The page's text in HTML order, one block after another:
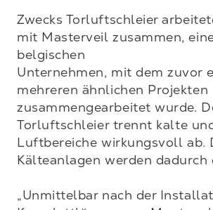
Zwecks Torluftschleier
mit Masterveil zusammen,
belgischen
Unternehmen, mit dem zuvor
mehreren ähnlichen Projekten
zusammengearbeitet wurde.
Torluftschleier trennt kalte
Luftbereiche wirkungsvoll ab.
Kälteanlagen werden dadurch
„Unmittelbar nach der